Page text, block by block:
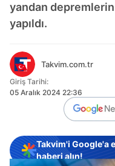
yandan depremlerin
yapıldı.
Takvim.com.tr
Giriş Tarihi:
05 Aralık 2024 22:36
Takvim'i Google'a
haberi alın!